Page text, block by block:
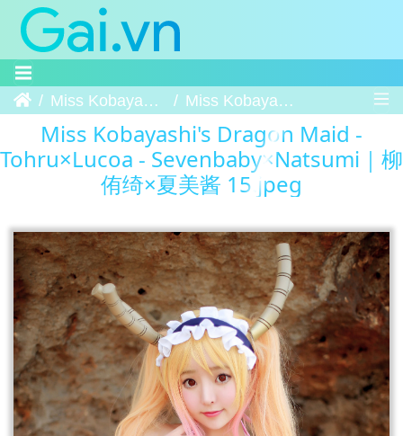
Trang chủMiss Kobayashi's Dragon Maid - Tohru×Lucoa - Sevenbaby×Natsumi｜柳侑绮×夏美酱 Miss Kobayashi's Dragon Maid - Tohru×Lucoa - Sevenbaby×Natsumi｜柳侑绮×夏美酱 15
Miss Kobayashi's Dragon Maid -
Tohru×Lucoa - Sevenbaby×Natsumi｜柳
侑绮×夏美酱 15.jpeg